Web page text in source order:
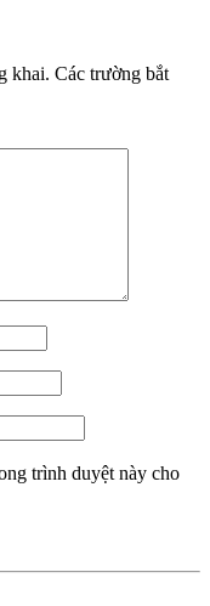
khai. Các trường bắt
trình duyệt này cho